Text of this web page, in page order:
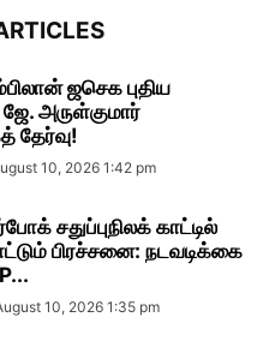
ஜசெக புதிய
அருள்குமார்
தேர்வு!
10, 2026 1:42 pm
சதுப்புநிலக் காட்டில்
பிரச்சனை: நடவடிக்கை
10, 2026 1:35 pm